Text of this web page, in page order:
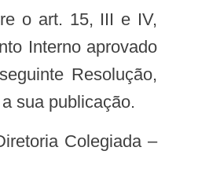
Interno aprovado
Resolução,
sua publicação.